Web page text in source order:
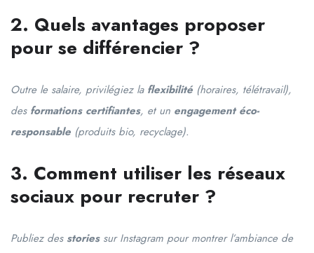
2. Quels avantages proposer
pour se différencier ?
Outre le salaire, privilégiez la flexibilité (horaires, télétravail),
des formations certifiantes, et un engagement éco-
responsable (produits bio, recyclage).
3. Comment utiliser les réseaux
sociaux pour recruter ?
Publiez des storiessur Instagram pour montrer l’ambiance de